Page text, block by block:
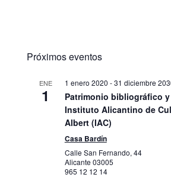
Próximos eventos
ENE
1
1 enero 2020 -31 diciembre
Patrimonio bibliográfico
Instituto Alicantino de
Albert (IAC)
Casa Bardín
Calle San Fernando, 44
Alicante 03005
965 12 12 14